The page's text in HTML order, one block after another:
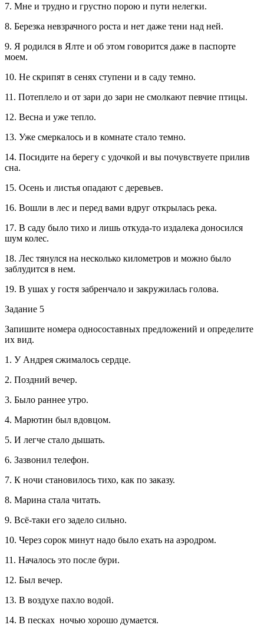
7. Мне и трудно и грустно порою и пути нелегки.
8. Березка невзрачного роста и нет даже тени над ней.
9. Я родился в Ялте и об этом говорится даже в паспорте
моем.
10. Не скрипят в сенях ступени и в саду темно.
11. Потеплело и от зари до зари не смолкают певчие птицы.
12. Весна и уже тепло.
13. Уже смеркалось и в комнате стало темно.
14. Посидите на берегу с удочкой и вы почувствуете прилив
сна.
15. Осень и листья опадают с деревьев.
16. Вошли в лес и перед вами вдруг открылась река.
17. В саду было тихо и лишь откуда-то издалека доносился
шум колес.
18. Лес тянулся на несколько километров и можно было
заблудится в нем.
19. В ушах у гостя забренчало и закружилась голова.
Задание 5
Запишите номера односоставных предложений и определите
их вид.
1. У Андрея сжималось сердце.
2. Поздний вечер.
3. Было раннее утро.
4. Марютин был вдовцом.
5. И легче стало дышать.
6. Зазвонил телефон.
7. К ночи становилось тихо, как по заказу.
8. Марина стала читать.
9. Всё-таки его задело сильно.
10. Через сорок минут надо было ехать на аэродром.
11. Началось это после бури.
12. Был вечер.
13. В воздухе пахло водой.
14. В песках ночью хорошо думается.